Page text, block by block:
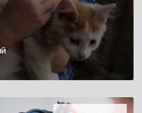
ПОДРОБНЕЕ
ПОДРОБНЕЕ